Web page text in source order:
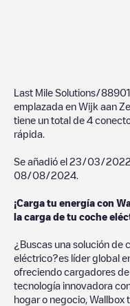
Last Mile Solutions/
emplazada en Wijk aan
tiene un total de 4
rápida.
Se añadió el 23/03/2022
08/08/2024
¡Carga tu energía con
la carga de tu coche
¿Buscas una solución de
eléctrico?es líder global
ofreciendo cargadores
tecnología innovadora
hogar o negocio, Wallbox